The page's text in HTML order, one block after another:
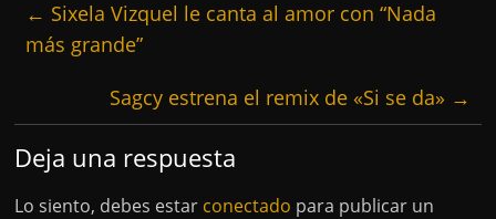
← Sixela Vizquel le canta al amor con “Nada
más grande”
Sagcy estrena el remix de «Si se da» →
Deja una respuesta
Lo siento, debes estar conectado para publicar un